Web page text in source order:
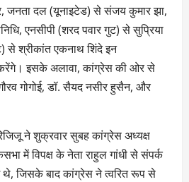
जनता दल (यूनाइटेड) से संजय कुमार झा,
एनसीपी (शरद पवार गुट) से सुप्रिया
से श्रीकांत एकनाथ शिंदे इन
करेंगे। इसके अलावा, कांग्रेस की ओर से
गोगोई, डॉ. सैयद नसीर हुसैन, और
ने शुक्रवार सुबह कांग्रेस अध्यक्ष
में विपक्ष के नेता राहुल गांधी से संपर्क
थे, जिसके बाद कांग्रेस ने त्वरित रूप से